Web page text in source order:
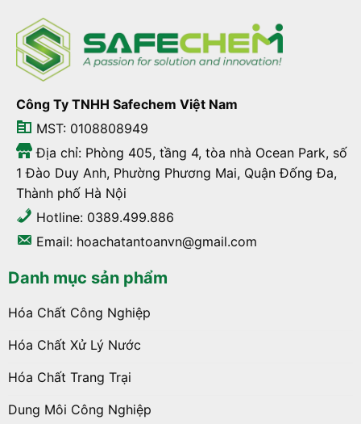
Công Ty TNHH Safechem Việt Nam
MST: 0108808949
Địa chỉ: Phòng 405, tầng 4, tòa nhà Ocean Park, số
1 Đào Duy Anh, Phường Phương Mai, Quận Đống Đa,
Thành phố Hà Nội
Hotline: 0389.499.886
Email: hoachatantoanvn@gmail.com
Danh mục sản phẩm
Hóa Chất Công Nghiệp
Hóa Chất Xử Lý Nước
Hóa Chất Trang Trại
Dung Môi Công Nghiệp